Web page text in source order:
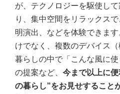
が、テクノロジーを駆使し
り、集中空間をリラックス
明演出、などを体験できま
けでなく、複数のデバイス（
暮らしの中で「こんな風に
の提案など、 今まで以上に
の暮らし”をお見せすること